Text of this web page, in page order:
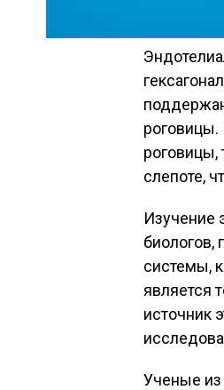
роговицы.
роговицы,
слепоте,
Изучение
биологов,
системы,
является
источник
Ученые из